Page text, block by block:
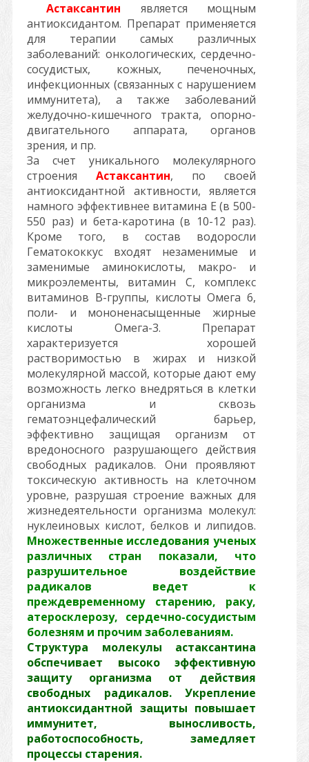
Астаксантин является мощным
антиоксидантом. Препарат применяется
для терапии самых различных
заболеваний: онкологических, сердечно-
сосудистых, кожных, печеночных,
инфекционных (связанных с нарушением
иммунитета), а также заболеваний
желудочно-кишечного тракта, опорно-
двигательного аппарата, органов
зрения, и пр.
За счет уникального молекулярного
строения Астаксантин, по своей
антиоксидантной активности, является
намного эффективнее витамина Е (в 500-
550 раз) и бета-каротина (в 10-12 раз).
Кроме того, в состав водоросли
Гематококкус входят незаменимые и
заменимые аминокислоты, макро- и
микроэлементы, витамин С, комплекс
витаминов В-группы, кислоты Омега 6,
поли- и мононенасыщенные жирные
кислоты Омега-3. Препарат
характеризуется хорошей
растворимостью в жирах и низкой
молекулярной массой, которые дают ему
возможность легко внедряться в клетки
организма и сквозь
гематоэнцефалический барьер,
эффективно защищая организм от
вредоносного разрушающего действия
свободных радикалов. Они проявляют
токсическую активность на клеточном
уровне, разрушая строение важных для
жизнедеятельности организма молекул:
нуклеиновых кислот, белков и липидов.
Множественные исследования ученых
различных стран показали, что
разрушительное воздействие
радикалов ведет к
преждевременному старению, раку,
атеросклерозу, сердечно-сосудистым
болезням и прочим заболеваниям.
Структура молекулы астаксантина
обспечивает высоко эффективную
защиту организма от действия
свободных радикалов. Укрепление
антиоксидантной защиты повышает
иммунитет, выносливость,
работоспособность, замедляет
процессы старения.